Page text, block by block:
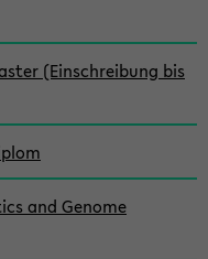
(Einschreibung bis
and Genome